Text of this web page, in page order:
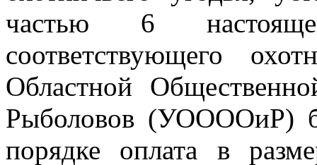
частью 6
соответствующего
Областной
Рыболовов (УООООиР)
порядке оплата в